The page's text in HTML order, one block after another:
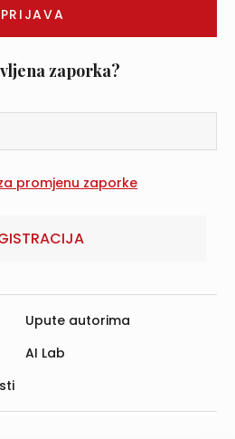
zaporka?
Upute autorima
AI Lab